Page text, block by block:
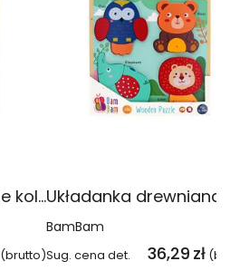
Puzzle 287 drewniane kolorowe Smok
(brutto)
BamBam
Sug. cena det. 36,29 zł